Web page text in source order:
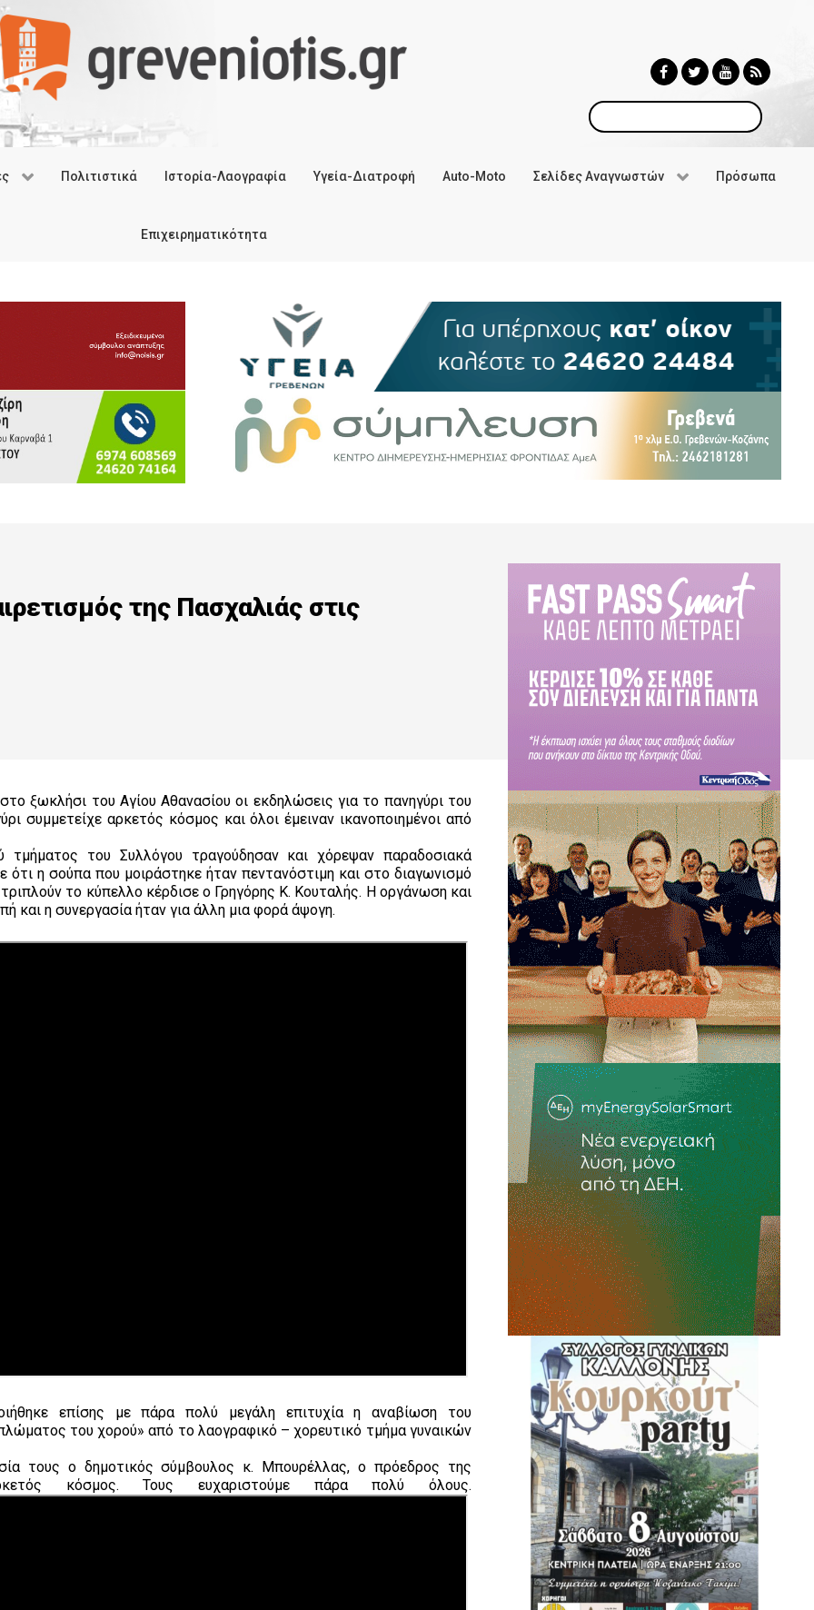
Αναζήτηση
Πολιτιστικά Ιστορία-Λαογραφία Υγεία-Διατροφή Auto-Moto Σελίδες Αναγνωστών Πρόσωπα
Επιχειρηματικότητα
της Πασχαλιάς στις
ξωκλήσι του Αγίου Αθανασίου οι εκδηλώσεις για το πανηγύρι του
συμμετείχε αρκετός κόσμος και όλοι έμειναν ικανοποιημένοι από
τμήματος του Συλλόγου τραγούδησαν και χόρεψαν παραδοσιακά
ότι η σούπα που μοιράστηκε ήταν πεντανόστιμη και στο διαγωνισμό
το κύπελλο κέρδισε ο Γρηγόρης Κ. Κουταλής. Η οργάνωση και
και η συνεργασία ήταν για άλλη μια φορά άψογη.
επίσης με πάρα πολύ μεγάλη επιτυχία η αναβίωση του
του χορού» από το λαογραφικό – χορευτικό τμήμα γυναικών
τους ο δημοτικός σύμβουλος κ. Μπουρέλλας, ο πρόεδρος της
κόσμος. Τους ευχαριστούμε πάρα πολύ όλους.